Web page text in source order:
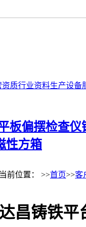
资质行业资料生产设备
板偏摆检查仪
性方箱
当前位置： >>首页>>客
达昌铸铁平